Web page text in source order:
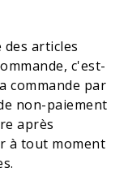
articles
c'est-
commande par
non-paiement
après
à tout moment